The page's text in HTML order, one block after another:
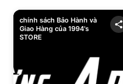
chính sách Bảo Hành và
Giao Hàng của 1994's
STORE